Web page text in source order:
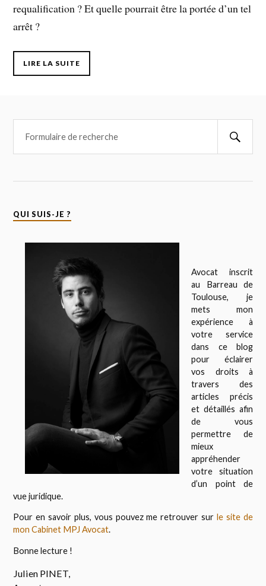
requalification ? Et quelle pourrait être la portée d’un tel
arrêt ?
LIRE LA SUITE
QUI SUIS-JE ?
Avocat inscrit
au Barreau de
Toulouse, je
mets mon
expérience à
votre service
dans ce blog
pour éclairer
vos droits à
travers des
articles précis
et détaillés afin
de vous
permettre de
mieux
appréhender
votre situation
d’un point de
vue juridique.
Pour en savoir plus, vous pouvez me retrouver sur le site de
mon Cabinet MPJ Avocat.
Bonne lecture !
Julien PINET,